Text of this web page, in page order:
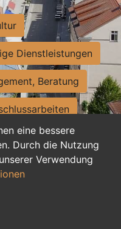
eine bessere
Durch die Nutzung
Verwendung
Dienstleistungen
Beratung
Sekretariat
Ausbildung